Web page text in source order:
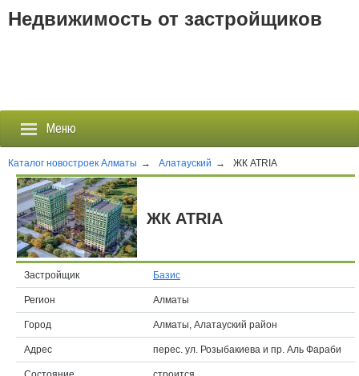
Недвижимость от застройщиков
Меню
Застройщики
Новостройки
Новости
События
Агентства
Каталог новостроек Алматы → Алатауский → ЖК ATRIA
ЖК ATRIA
Застройщик Базис
Регион Алматы
Город Алматы, Алатауский район
Адрес перес. ул. Розыбакиева и пр. Аль Фараби